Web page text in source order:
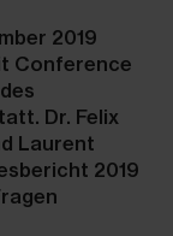
2019
Conference
Dr. Felix
Laurent
2019